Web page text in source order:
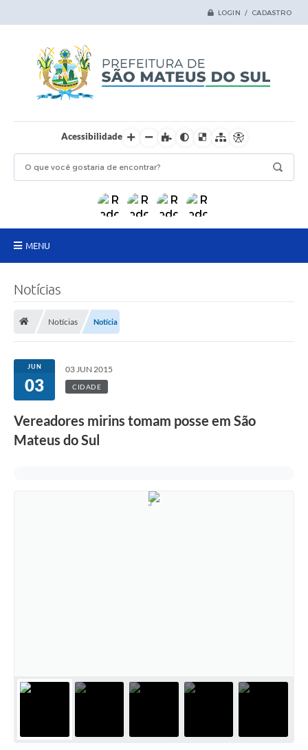
LOGIN / CADASTRO
Acessibilidade
MENU
Transparência
Secretarias
Ouvidoria
Projeto Nascente Viva
Notícias
Notícias Notícia
JUN
03
03 JUN 2015
CIDADE
Vereadores mirins tomam posse em São
Mateus do Sul